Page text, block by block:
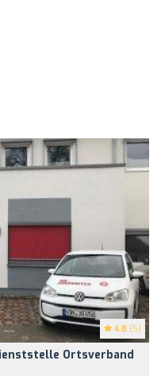
4.8 (5)
Ortsverband